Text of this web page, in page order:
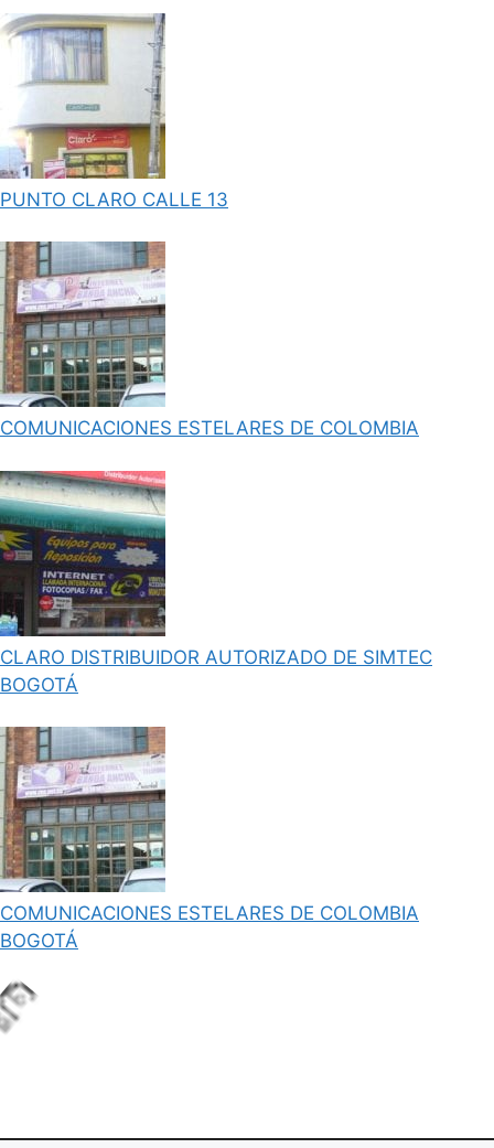
PUNTO CLARO CALLE 13
COMUNICACIONES ESTELARES DE COLOMBIA
CLARO DISTRIBUIDOR AUTORIZADO DE SIMTEC
BOGOTÁ
COMUNICACIONES ESTELARES DE COLOMBIA
BOGOTÁ
L
o
d
i
g
.